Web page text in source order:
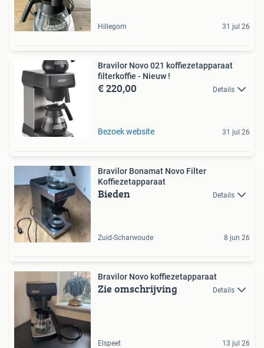
Hillegom 31 jul 26
Bravilor Novo 021 koffiezetapparaat
filterkoffie - Nieuw !
€ 220,00 Details
Bezoek website 31 jul 26
Bravilor Bonamat Novo Filter
Koffiezetapparaat
Bieden Details
Zuid-Scharwoude 8 jun 26
Bravilor Novo koffiezetapparaat
Zie omschrijving Details
Elspeet 13 jul 26